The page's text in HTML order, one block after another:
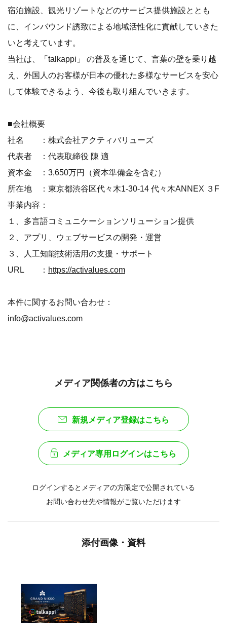
宿泊施設、観光リゾートなどのサービス提供施設ととも
に、インバウンド誘致による地域活性化に貢献していきた
いと考えています。
当社は、「talkappi」 の普及を通じて、言葉の壁を乗り越
え、外国人のお客様が日本の優れた多様なサービスを安心
して体験できるよう、今後も取り組んでいきます。
■会社概要
社名 ：株式会社アクティバリューズ
代表者 ：代表取締役 陳 適
資本金 ：3,650万円（資本準備金を含む）
所在地 ：東京都渋谷区代々木1-30-14 代々木ANNEX ３F
事業内容：
１、多言語コミュニケーションソリューション提供
２、アプリ、ウェブサービスの開発・運営
３、人工知能技術活用の支援・サポート
URL ： https://activalues.com
本件に関するお問い合わせ：
info@activalues.com
メディア関係者の方はこちら
新規メディア登録はこちら
メディア専用ログインはこちら
ログインするとメディアの方限定で公開されている
お問い合わせ先や情報がご覧いただけます
添付画像・資料